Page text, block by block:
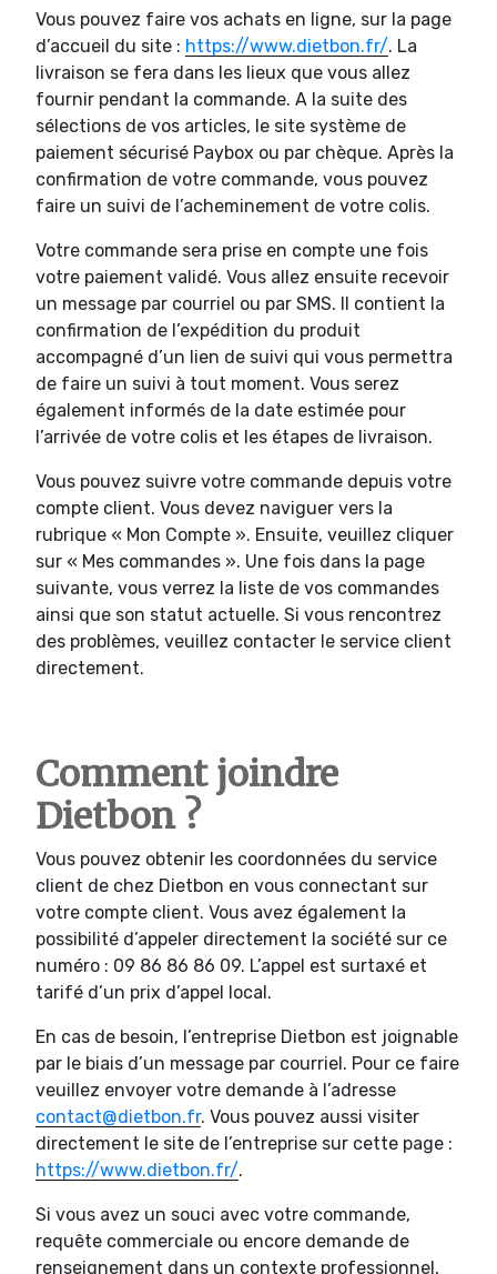
Vous pouvez faire vos achats en ligne, sur la page
d’accueil du site : https://www.dietbon.fr/. La
livraison se fera dans les lieux que vous allez
fournir pendant la commande. A la suite des
sélections de vos articles, le site système de
paiement sécurisé Paybox ou par chèque. Après la
confirmation de votre commande, vous pouvez
faire un suivi de l’acheminement de votre colis.
Votre commande sera prise en compte une fois
votre paiement validé. Vous allez ensuite recevoir
un message par courriel ou par SMS. Il contient la
confirmation de l’expédition du produit
accompagné d’un lien de suivi qui vous permettra
de faire un suivi à tout moment. Vous serez
également informés de la date estimée pour
l’arrivée de votre colis et les étapes de livraison.
Vous pouvez suivre votre commande depuis votre
compte client. Vous devez naviguer vers la
rubrique « Mon Compte ». Ensuite, veuillez cliquer
sur « Mes commandes ». Une fois dans la page
suivante, vous verrez la liste de vos commandes
ainsi que son statut actuelle. Si vous rencontrez
des problèmes, veuillez contacter le service client
directement.
Comment joindre
Dietbon ?
Vous pouvez obtenir les coordonnées du service
client de chez Dietbon en vous connectant sur
votre compte client. Vous avez également la
possibilité d’appeler directement la société sur ce
numéro : 09 86 86 86 09. L’appel est surtaxé et
tarifé d’un prix d’appel local.
En cas de besoin, l’entreprise Dietbon est joignable
par le biais d’un message par courriel. Pour ce faire
veuillez envoyer votre demande à l’adresse
contact@dietbon.fr. Vous pouvez aussi visiter
directement le site de l’entreprise sur cette page :
https://www.dietbon.fr/.
Si vous avez un souci avec votre commande,
requête commerciale ou encore demande de
renseignement dans un contexte professionnel,